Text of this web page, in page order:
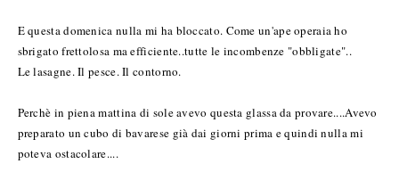
E questa domenica nulla mi ha bloccato. Come un'ape operaia ho
sbrigato frettolosa ma efficiente..tutte le incombenze "obbligate"..
Le lasagne. Il pesce. Il contorno.
Perchè in piena mattina di sole avevo questa glassa da provare....Avevo
preparato un cubo di bavarese già dai giorni prima e quindi nulla mi
poteva ostacolare....